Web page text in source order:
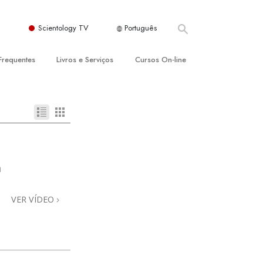
Scientology TV Português
Livros e Serviços Cursos On‑line
As Dinâmicas da Existência
Integridade e Honestidade
A Escala de Tom Emocional
VER VÍDEO